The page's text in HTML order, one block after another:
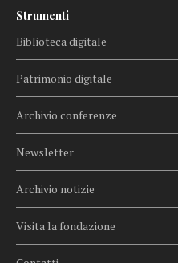
Strumenti
Biblioteca digitale
Patrimonio digitale
Archivio conferenze
Newsletter
Archivio notizie
Visita la fondazione